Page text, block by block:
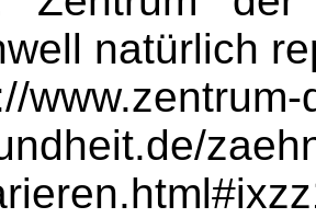
natürlich
www.zentrum-